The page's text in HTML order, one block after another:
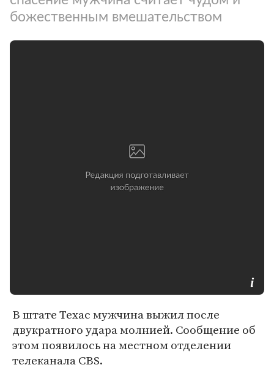
божественным вмешательством
В штате Техас мужчина выжил после
двукратного удара молнией. Сообщение об
этом появилось на местном отделении
телеканала CBS.